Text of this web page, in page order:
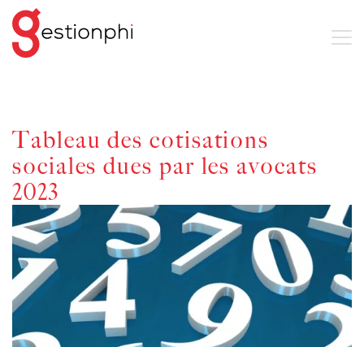
Tableau des cotisations
sociales dues par les avocats
2023